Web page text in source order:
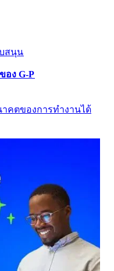
สนุน​​
ง G-P​​
คตของการทำงานได้